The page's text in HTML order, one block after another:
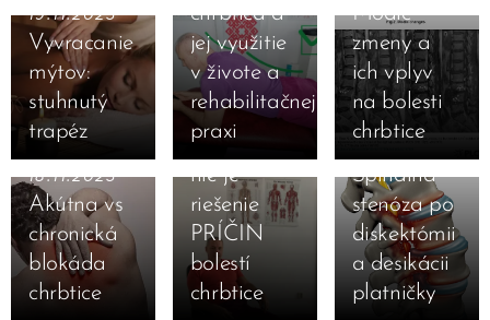
19.11.2023
Vyvracanie
mýtov:
stuhnutý
trapéz
chrbtica a
jej využitie
v živote a
rehabilitačnej
praxi
Modic
zmeny a
ich vplyv
na bolesti
chrbtice
18.11.2023
Akútna vs
chronická
blokáda
chrbtice
18.11.2023
Chiropraxia
nie je
riešenie
PRÍČIN
bolestí
chrbtice
Spinálna
stenóza po
diskektómii
a desikácii
platničky
09.04.2023
Bolesti